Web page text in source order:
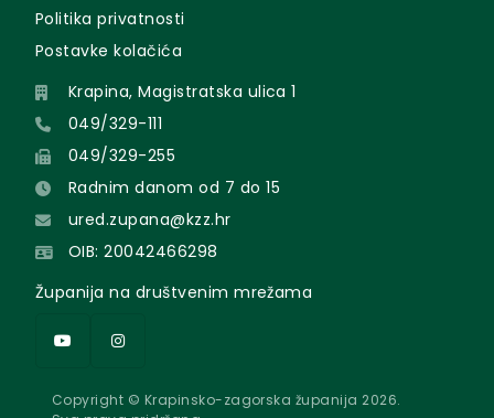
Politika privatnosti
Postavke kolačića
Krapina, Magistratska ulica 1
049/329-111
049/329-255
Radnim danom od 7 do 15
ured.zupana@kzz.hr
OIB: 20042466298
Županija na društvenim mrežama
Copyright © Krapinsko-zagorska županija 2026.